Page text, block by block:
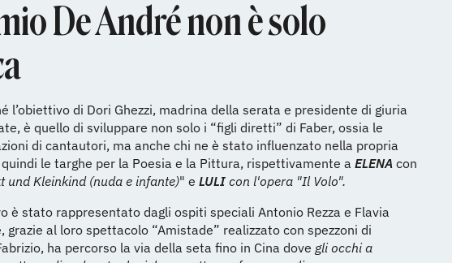
De André non è solo
l’obiettivo di Dori Ghezzi, madrina della serata e presidente di giuria
è quello di sviluppare non solo i “figli diretti” di Faber, ossia le
di cantautori, ma anche chi ne è stato influenzato nella propria
le targhe per la Poesia e la Pittura, rispettivamente a ELENA con
und Kleinkind (nuda e infante)" e LULI con l'opera "Il Volo".
è stato rappresentato dagli ospiti speciali Antonio Rezza e Flavia
grazie al loro spettacolo “Amistade” realizzato con spezzoni di
ha percorso la via della seta fino in Cina dove gli occhi a